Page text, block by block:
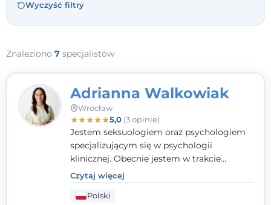
Wyczyść filtry
Znaleziono 7 specjalistów
Adrianna Walkowiak
Wrocław
★★★★★5,0(3 opinie)
Jestem seksuologiem oraz psychologiem
specjalizującym się w psychologii
klinicznej. Obecnie jestem w trakcie
szkolenia na psychoterapeutę
systemowego. Posiadam status członka
nadzwyczajnego Wielkopolskiego
Czytaj więcej
Polski